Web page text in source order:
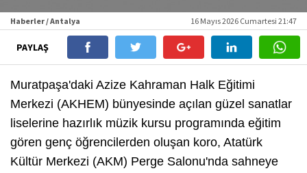
Haberler / Antalya 16 Mayıs 2026 Cumartesi 21:47
PAYLAŞ
Muratpaşa'daki Azize Kahraman Halk Eğitimi
Merkezi (AKHEM) bünyesinde açılan güzel sanatlar
liselerine hazırlık müzik kursu programında eğitim
gören genç öğrencilerden oluşan koro, Atatürk
Kültür Merkezi (AKM) Perge Salonu'nda sahneye